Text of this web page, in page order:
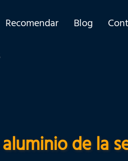
Recomendar Blog
de la